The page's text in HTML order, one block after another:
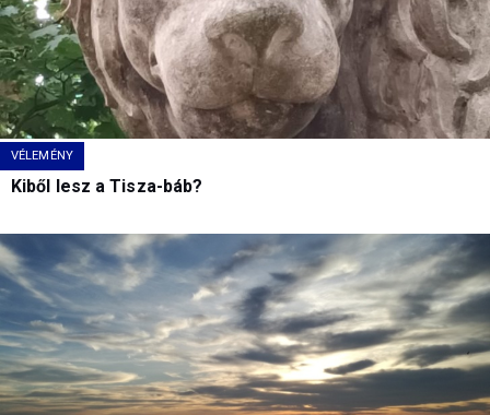
VÉLEMÉNY
Kiből lesz a Tisza-báb?